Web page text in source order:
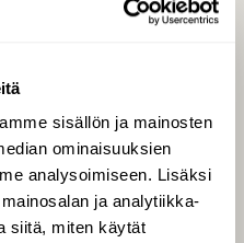
sisällön ja mainosten
ominaisuuksien
analysoimiseen. Lisäksi
ja analytiikka-
siitä, miten käytät
Tilaa digilukuoikeus
Äänestä parasta juttua
Tilaa uutiskirje